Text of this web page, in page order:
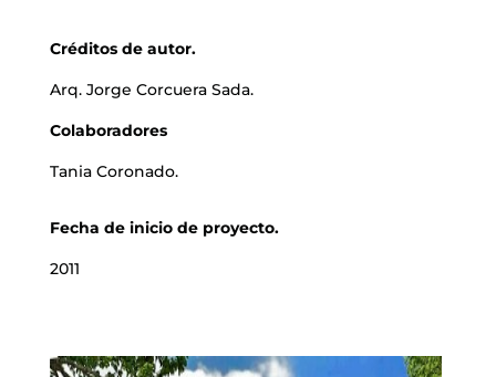
Créditos de autor.
Arq. Jorge Corcuera Sada.
Colaboradores
Tania Coronado.
Fecha de inicio de proyecto.
2011